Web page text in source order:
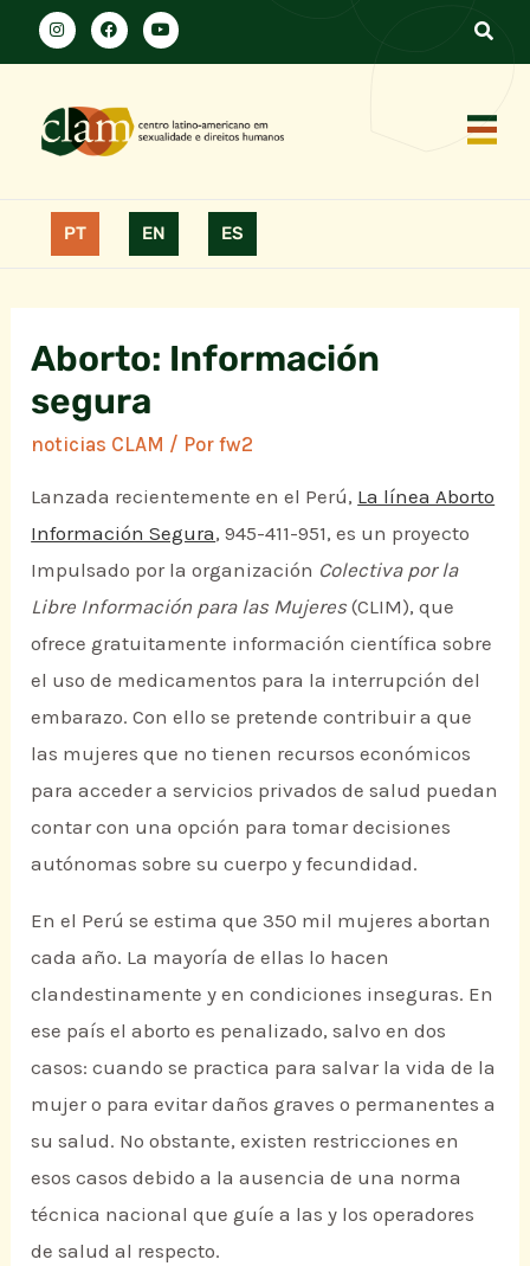
PT EN ES
Aborto: Información
segura
noticias CLAM / Porfw2
Lanzada recientemente en el Perú, La línea Aborto
Información Segura, 945-411-951, es un proyecto
Impulsado por la organización Colectiva por la
Libre Información para las Mujeres (CLIM), que
ofrece gratuitamente información científica sobre
el uso de medicamentos para la interrupción del
embarazo. Con ello se pretende contribuir a que
las mujeres que no tienen recursos económicos
para acceder a servicios privados de salud puedan
contar con una opción para tomar decisiones
autónomas sobre su cuerpo y fecundidad.
En el Perú se estima que 350 mil mujeres abortan
cada año. La mayoría de ellas lo hacen
clandestinamente y en condiciones inseguras. En
ese país el aborto es penalizado, salvo en dos
casos: cuando se practica para salvar la vida de la
mujer o para evitar daños graves o permanentes a
su salud. No obstante, existen restricciones en
esos casos debido a la ausencia de una norma
técnica nacional que guíe a las y los operadores
de salud al respecto.